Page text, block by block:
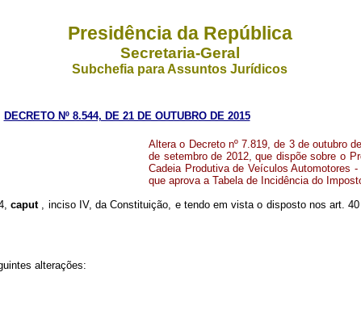
Presidência da República
Secretaria-Geral
Subchefia para Assuntos Jurídicos
DECRETO Nº 8.544, DE 21 DE OUTUBRO DE 2015
Altera o Decreto nº 7.819, de 3 de outubro
de setembro de 2012, que dispõe sobre o
Cadeia Produtiva de Veículos Automotores
que aprova a Tabela de Incidência do
caput , inciso IV, da Constituição, e tendo em vista o disposto nos art.
alterações: